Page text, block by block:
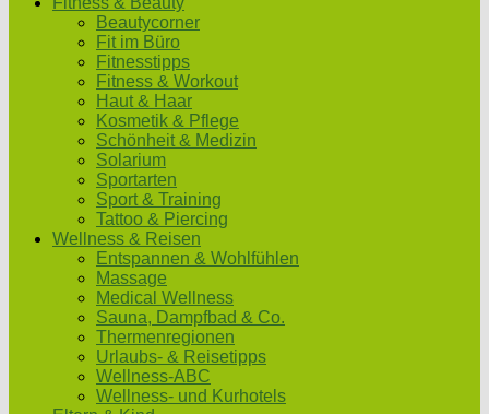
Beautycorner
Fit im Büro
Fitnesstipps
Fitness & Workout
Haut & Haar
Kosmetik & Pflege
Schönheit & Medizin
Solarium
Sportarten
Sport & Training
Tattoo & Piercing
Wellness & Reisen
Entspannen & Wohlfühlen
Massage
Medical Wellness
Sauna, Dampfbad & Co.
Thermenregionen
Urlaubs- & Reisetipps
Wellness-ABC
Wellness- und Kurhotels